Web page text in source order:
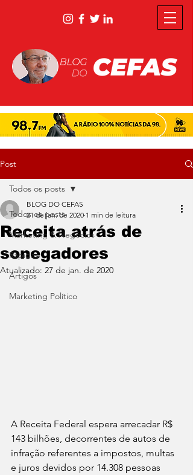
Post
Todos os posts
Marketing & Negócios
Rápidas
Artigos
Marketing Político
Todos os posts
Receita atrás de
sonegadores
BLOG DO CEFAS
21 de jan. de 2020 1 min de leitura
Atualizado: 27 de jan. de 2020
A Receita Federal espera arrecadar R$
143 bilhões, decorrentes de autos de
infração referentes a impostos, multas
e juros devidos por 14.308 pessoas